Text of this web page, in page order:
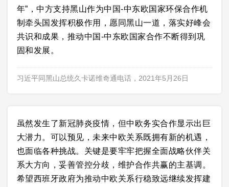
年”，中方支持黑山作为中国-中东欧国家环保合作机
制牵头国发挥积极作用，愿同黑山一道，落实好峰会
共识和成果，推动中国-中东欧国家合作不断得到巩
固和发展。
习近平同黑山总统久卡诺维奇通电话，2021年5月26日
虽然发生了新冠肺炎疫情，但中欧务实合作显示出巨
大潜力。可以预见，未来中欧关系既拥有新的机遇，
也面临各种挑战。关键是要牢牢把握全面战略伙伴关
系大方向，妥善管控分歧，维护合作共赢的主基调。
希望西班牙政府为推动中欧关系行稳致远继续发挥建